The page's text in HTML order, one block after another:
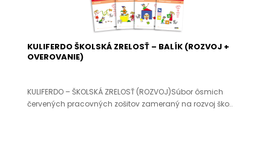
KULIFERDO ŠKOLSKÁ ZRELOSŤ – BALÍK (ROZVOJ +
OVEROVANIE)
KULIFERDO – ŠKOLSKÁ ZRELOSŤ (ROZVOJ)Súbor ôsmich
červených pracovných zošitov zameraný na rozvoj ško..